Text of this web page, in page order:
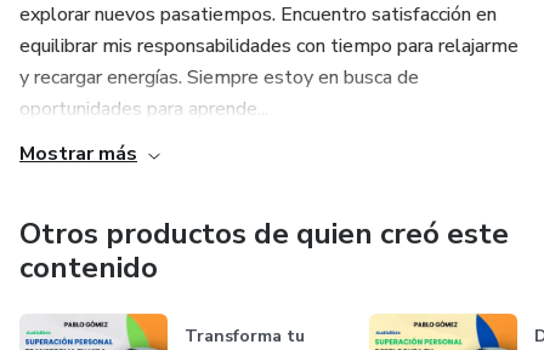
explorar nuevos pasatiempos. Encuentro satisfacción en
equilibrar mis responsabilidades con tiempo para relajarme
y recargar energías. Siempre estoy en busca de
oportunidades para aprende...
Mostrar más
Otros productos de quien creó este
contenido
Transforma tu